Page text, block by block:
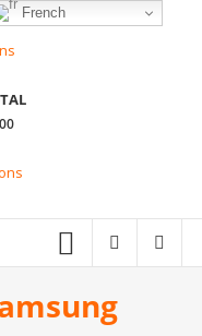
French